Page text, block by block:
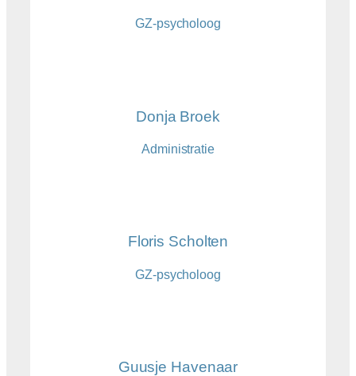
GZ-psycholoog
Donja Broek
Administratie
Floris Scholten
GZ-psycholoog
Guusje Havenaar